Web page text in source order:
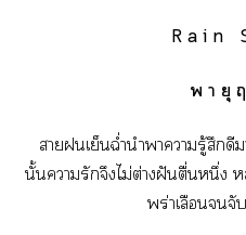
R a i n
พ า ยุ
าเย็นฉ่ำนำาารู้สึกดี
นั้นารักจึงไม่ต่างฝันตื่นหนึ่ง
พร่าเลือนจั